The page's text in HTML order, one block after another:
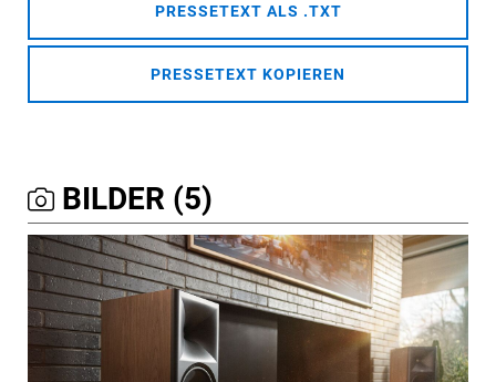
PRESSETEXT ALS .TXT
PRESSETEXT KOPIEREN
BILDER (5)